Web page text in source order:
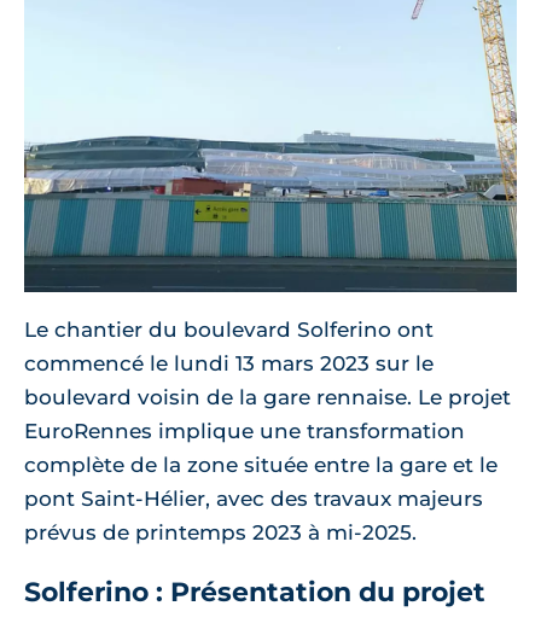
Le chantier du boulevard Solferino ont
commencé le lundi 13 mars 2023 sur le
boulevard voisin de la gare rennaise. Le projet
EuroRennes implique une transformation
complète de la zone située entre la gare et le
pont Saint-Hélier, avec des travaux majeurs
prévus de printemps 2023 à mi-2025.
Solferino : Présentation du projet